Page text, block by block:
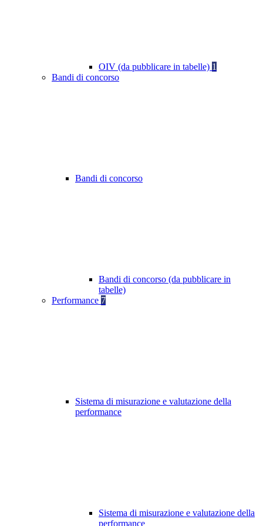
OIV (da pubblicare in tabelle) 1
Bandi di concorso
Bandi di concorso
Bandi di concorso (da pubblicare in
tabelle)
Performance 7
Sistema di misurazione e valutazione della
performance
Sistema di misurazione e valutazione della
performance